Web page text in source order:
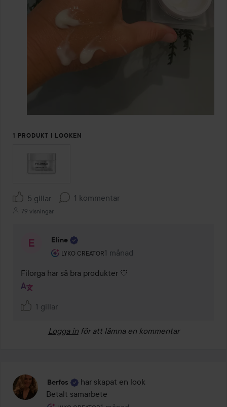
1 PRODUKT I LOOKEN
5 gillar 1 kommentar
79 visningar
Eline
LYKO CREATOR
Användarens roll: Lyko Creator.
1 månad
Kommentaren lades 1 månad
Filorga har så bra produkter 🤍
1 gillar
Logga in för att lämna en kommentar
Berfos
har skapat en look
Betalt samarbete